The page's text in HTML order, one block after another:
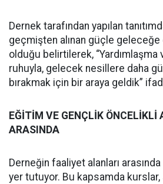
Dernek tarafından yapılan
geçmişten alınan güçle
olduğu belirtilerek, “Yardımlaşma
ruhuyla, gelecek nesillere daha
bırakmak için bir araya geldik”
EĞİTİM VE GENÇLİK ÖNCELİKLİ
ARASINDA
Derneğin faaliyet alanları
yer tutuyor. Bu kapsamda